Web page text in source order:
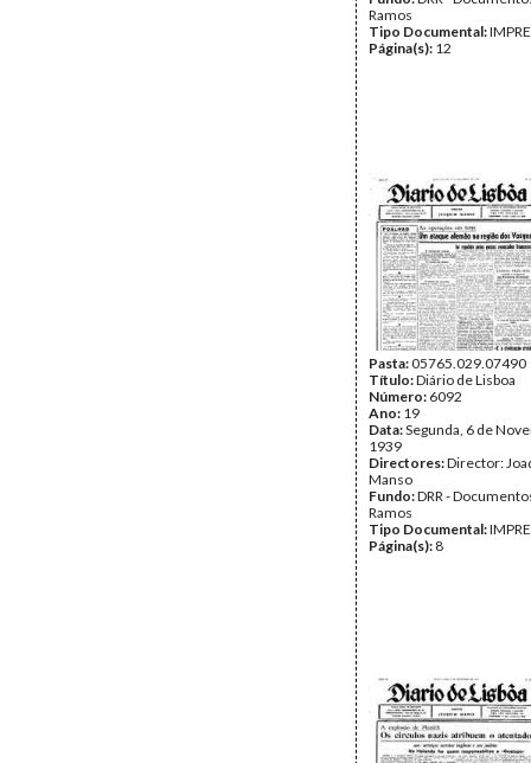
Ramos
Tipo Documental:
Página(s): 12
Pasta:05765.029.07490
Título:Diário de Lisboa
Número: 6092
Ano: 19
Data:Segunda, 6 de
1939
Directores:Director:
Manso
Fundo:DRR -
Ramos
Tipo Documental:
Página(s): 8